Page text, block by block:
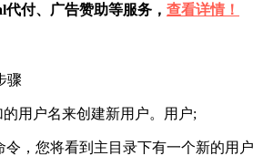
付、广告赞助等服务， 查看详情！
骤
用户名来创建新用户。用户;
令，您将看到主目录下有一个新的用户